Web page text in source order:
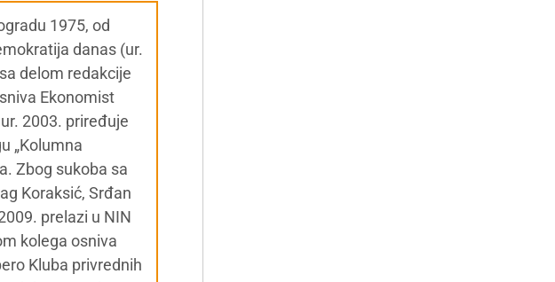
1975, od
danas (ur.
delom redakcije
Ekonomist
2003. priređuje
„Kolumna
Zbog sukoba sa
Koraksić, Srđan
prelazi u NIN
kolega osniva
Kluba privrednih